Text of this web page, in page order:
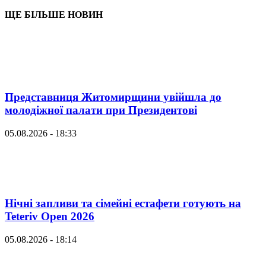
ЩЕ БІЛЬШЕ НОВИН
Представниця Житомирщини увійшла до
молодіжної палати при Президентові
05.08.2026 - 18:33
Нічні запливи та сімейні естафети готують на
Teteriv Open 2026
05.08.2026 - 18:14